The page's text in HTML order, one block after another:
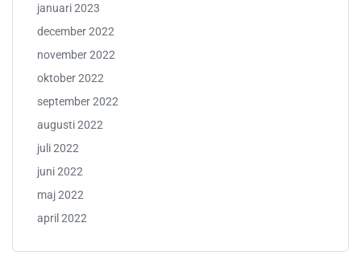
januari 2023
december 2022
november 2022
oktober 2022
september 2022
augusti 2022
juli 2022
juni 2022
maj 2022
april 2022